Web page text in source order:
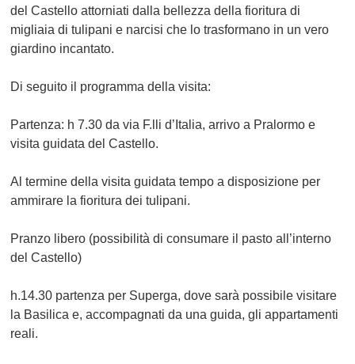
del Castello attorniati dalla bellezza della fioritura di
migliaia di tulipani e narcisi che lo trasformano in un vero
giardino incantato.
Di seguito il programma della visita:
Partenza: h 7.30 da via F.lli d’Italia, arrivo a Pralormo e
visita guidata del Castello.
Al termine della visita guidata tempo a disposizione per
ammirare la fioritura dei tulipani.
Pranzo libero (possibilità di consumare il pasto all’interno
del Castello)
h.14.30 partenza per Superga, dove sarà possibile visitare
la Basilica e, accompagnati da una guida, gli appartamenti
reali.